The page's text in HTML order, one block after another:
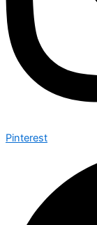
Pinterest